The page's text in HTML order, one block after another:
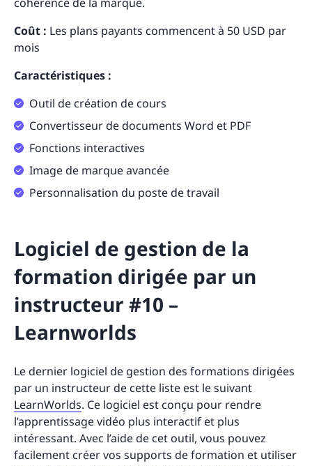
Coût : Les plans payants commencent à 50 USD par
mois
Caractéristiques :
Outil de création de cours
Convertisseur de documents Word et PDF
Fonctions interactives
Image de marque avancée
Personnalisation du poste de travail
Logiciel de gestion de la
formation dirigée par un
instructeur #10 –
Learnworlds
Le dernier logiciel de gestion des formations dirigées
par un instructeur de cette liste est le suivant
LearnWorlds. Ce logiciel est conçu pour rendre
l’apprentissage vidéo plus interactif et plus
intéressant. Avec l’aide de cet outil, vous pouvez
facilement créer vos supports de formation et utiliser